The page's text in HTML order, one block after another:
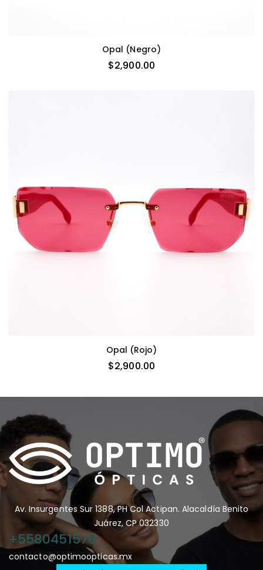
Opal (negro)
$2,900.00
Opal (rojo)
$2,900.00
Av. Insurgentes Sur 1388, PH Col Actipan. Alacaldía Benito
Juárez, CP 032330
+5580451570
contacto@optimoopticas.mx